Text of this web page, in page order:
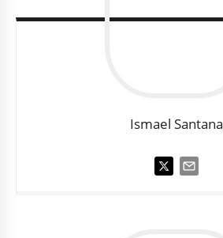
Ismael Santana